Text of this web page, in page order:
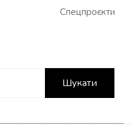
Спецпроєкти